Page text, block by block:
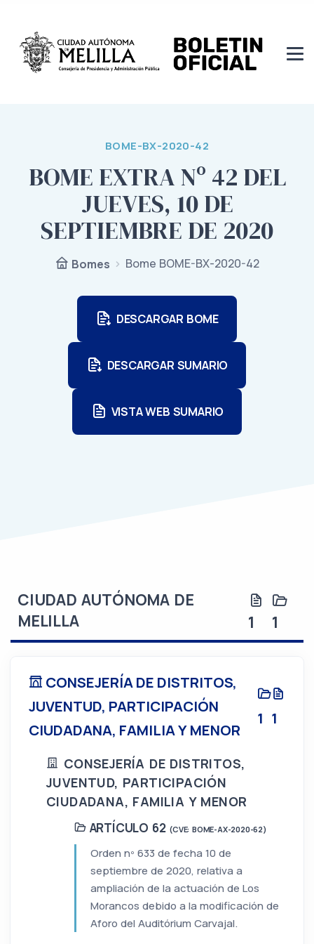
BOME-BX-2020-42
BOME EXTRA Nº 42 DEL
JUEVES, 10 DE
SEPTIEMBRE DE 2020
Bomes Bome BOME-BX-2020-42
DESCARGAR BOME
DESCARGAR SUMARIO
VISTA WEB SUMARIO
CIUDAD AUTÓNOMA DE
MELILLA
1 1
CONSEJERÍA DE DISTRITOS,
JUVENTUD, PARTICIPACIÓN
CIUDADANA, FAMILIA Y MENOR
1 1
CONSEJERÍA DE DISTRITOS,
JUVENTUD, PARTICIPACIÓN
CIUDADANA, FAMILIA Y MENOR
ARTÍCULO 62 (CVE: BOME-AX-2020-62)
Orden nº 633 de fecha 10 de
septiembre de 2020, relativa a
ampliación de la actuación de Los
Morancos debido a la modificación de
Aforo del Auditórium Carvajal.